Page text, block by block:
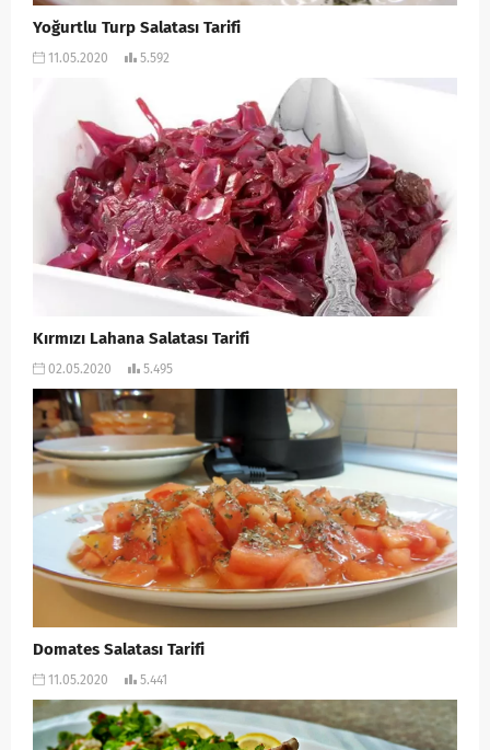
Yoğurtlu Turp Salatası Tarifi
11.05.2020 5.592
Kırmızı Lahana Salatası Tarifi
02.05.2020 5.495
Domates Salatası Tarifi
11.05.2020 5.441